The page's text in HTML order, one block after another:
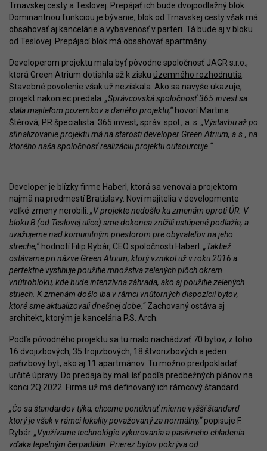
Trnavskej cesty a Teslovej. Prepájať ich bude dvojpodlažný blok.
Dominantnou funkciou je bývanie, blok od Trnavskej cesty však má
obsahovať aj kancelárie a vybavenosť v parteri. Tá bude aj v bloku
od Teslovej. Prepájací blok má obsahovať apartmány.
Developerom projektu mala byť pôvodne spoločnosť JAGR s.r.o.,
ktorá Green Atrium dotiahla až k zisku územného rozhodnutia
Stavebné povolenie však už nezískala. Ako sa navyše ukazuje,
projekt nakoniec predala. „Správcovská spoločnosť 365.invest sa
stala majiteľom pozemkov a daného projektu,“hovorí Martina
Štérová, PR špecialista 365.invest, správ. spol., a. s. „Výstavbu až po
sfinalizovanie projektu má na starosti developer Green Atrium, a.s., na
ktorého naša spoločnosť realizáciu projektu outsourcuje.“
Developer je blízky firme Haberl, ktorá sa venovala projektom
najmä na predmestí Bratislavy. Noví majitelia v developmente
veľké zmeny nerobili. „V projekte nedošlo ku zmenám oproti ÚR. V
bloku B (od Teslovej ulice) sme dokonca znížili ustúpené podlažie, a
uvažujeme nad komunitným priestorom pre obyvateľov na jeho
streche,“hodnotí Filip Rybár, CEO spoločnosti Haberl. „Taktiež
ostávame pri názve Green Atrium, ktorý vznikol už v roku 2016 a
perfektne vystihuje použitie množstva zelených plôch okrem
vnútrobloku, kde bude intenzívna záhrada, ako aj použitie zelených
striech. K zmenám došlo iba v rámci vnútorných dispozícií bytov,
ktoré sme aktualizovali dnešnej dobe.“Zachovaný ostáva aj
architekt, ktorým je kancelária P.S. Arch.
Podľa pôvodného projektu sa tu malo nachádzať 70 bytov, z toho
16 dvojizbových, 35 trojizbových, 18 štvorizbových a jeden
päťizbový byt, ako aj 11 apartmánov. Tu možno predpokladať
určité úpravy. Do predaja by mali ísť podľa predbežných plánov na
konci 2Q 2022. Firma už má definovaný ich rámcový štandard.
„Čo sa štandardov týka, chceme ponúknuť mierne vyšší štandard
ktorý je však v rámci lokality považovaný za normálny,“popisuje F.
Rybár. „Využívame technológie vykurovania a pasívneho chladenia
vďaka tepelným čerpadlám. Prierez bytov pokrýva od